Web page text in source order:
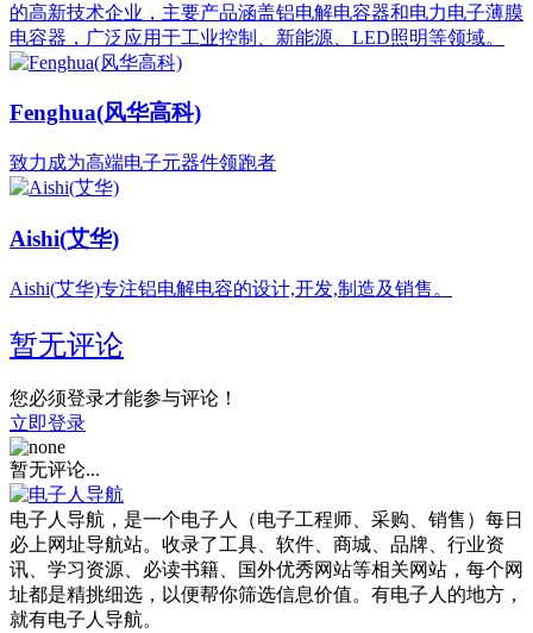
的高新技术企业‌，主要产品涵盖铝电解电容器和电力电子薄膜
电容器，广泛应用于工业控制、新能源、LED照明等领域。
Fenghua(风华高科)
致力成为高端电子元器件领跑者
Aishi(艾华)
Aishi(艾华)专注铝电解电容的设计,开发,制造及销售。
暂无评论
您必须登录才能参与评论！
立即登录
暂无评论...
电子人导航，是一个电子人（电子工程师、采购、销售）每日
必上网址导航站。收录了工具、软件、商城、品牌、行业资
讯、学习资源、必读书籍、国外优秀网站等相关网站，每个网
址都是精挑细选，以便帮你筛选信息价值。有电子人的地方，
就有电子人导航。